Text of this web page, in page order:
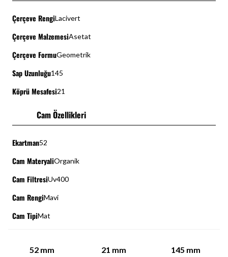
Çerçeve RengiLacivert
Çerçeve MalzemesiAsetat
Çerçeve FormuGeometrik
Sap Uzunluğu145
Köprü Mesafesi21
Cam Özellikleri
Ekartman52
Cam MateryaliOrganik
Cam FiltresiUv400
Cam RengiMavi
Cam TipiMat
52 mm 21 mm 145 mm